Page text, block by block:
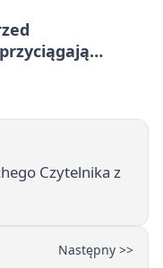
Czytelnika z
Następny >>